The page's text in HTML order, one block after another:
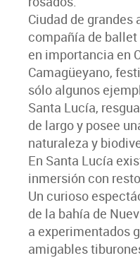
Ciudad de
compañía de ballet
en importancia en
Camagüeyano,
sólo algunos
Santa Lucía,
de largo y posee
naturaleza y
En Santa Lucía
inmersión con
Un curioso
de la bahía de
a experimentados
amigables